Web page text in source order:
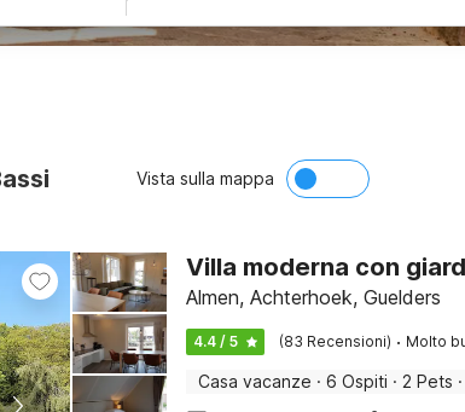
Vista sulla mappa
Villa moderna con
Almen, Achterhoek, Guelders
4.4 / 5 (83 Recensioni) · Molto
Casa vacanze · 6 Ospiti · 2 Pets ·